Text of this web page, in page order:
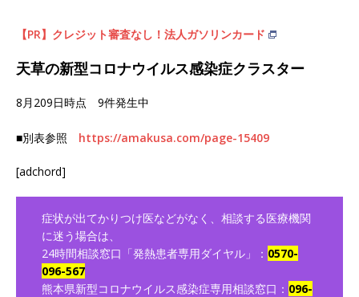
【PR】クレジット審査なし！法人ガソリンカード
天草の新型コロナウイルス感染症クラスター
8月209日時点 9件発生中
■別表参照 https://amakusa.com/page-15409
[adchord]
症状が出てかりつけ医などがなく、相談する医療機関
に迷う場合は、
24時間相談窓口「発熱患者専用ダイヤル」： 0570-
096-567
熊本県新型コロナウイルス感染症専用相談窓口： 096-